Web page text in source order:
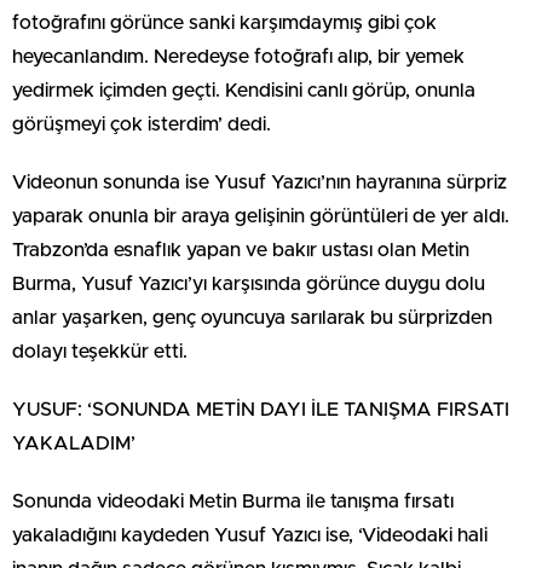
fotoğrafını görünce sanki karşımdaymış gibi çok
heyecanlandım. Neredeyse fotoğrafı alıp, bir yemek
yedirmek içimden geçti. Kendisini canlı görüp, onunla
görüşmeyi çok isterdim’ dedi.
Videonun sonunda ise Yusuf Yazıcı’nın hayranına sürpriz
yaparak onunla bir araya gelişinin görüntüleri de yer aldı.
Trabzon’da esnaflık yapan ve bakır ustası olan Metin
Burma, Yusuf Yazıcı’yı karşısında görünce duygu dolu
anlar yaşarken, genç oyuncuya sarılarak bu sürprizden
dolayı teşekkür etti.
YUSUF: ‘SONUNDA METİN DAYI İLE TANIŞMA FIRSATI
YAKALADIM’
Sonunda videodaki Metin Burma ile tanışma fırsatı
yakaladığını kaydeden Yusuf Yazıcı ise, ‘Videodaki hali